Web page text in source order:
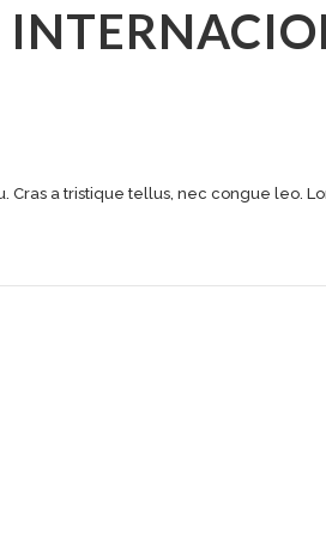
a tristique tellus, nec congue leo.